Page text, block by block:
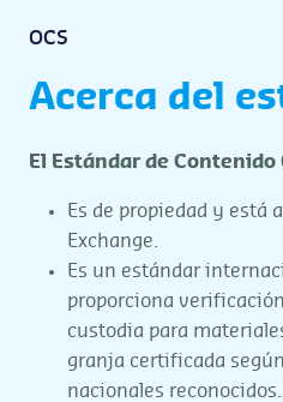
OCS
Acerca del
El Estándar de Contenido
Es de propiedad y está
Exchange.
Es un estándar
proporciona
custodia para
granja certificada
nacionales reconocidos.